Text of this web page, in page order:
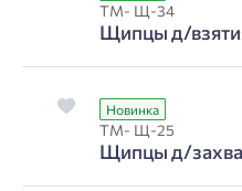
ТМ- Щ-34
Щипцы д/
Новинка
ТМ- Щ-25
Щипцы д/